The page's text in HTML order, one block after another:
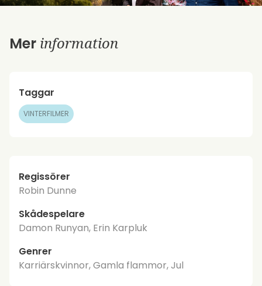
Mer information
Taggar
VINTERFILMER
Regissörer
Robin Dunne
Skådespelare
Damon Runyan, Erin Karpluk
Genrer
Karriärskvinnor, Gamla flammor, Jul